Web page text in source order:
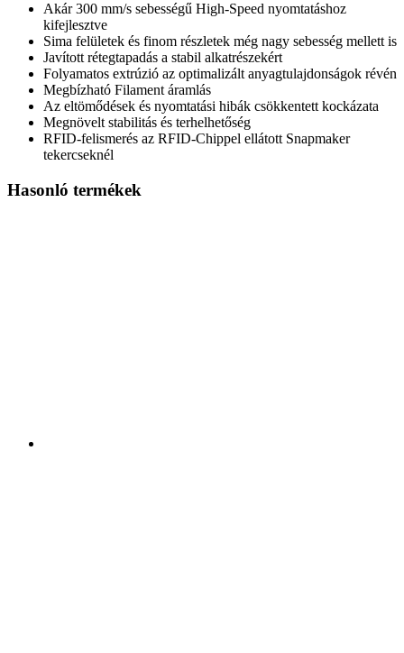
Akár 300 mm/s sebességű High-Speed nyomtatáshoz
kifejlesztve
Sima felületek és finom részletek még nagy sebesség mellett is
Javított rétegtapadás a stabil alkatrészekért
Folyamatos extrúzió az optimalizált anyagtulajdonságok révén
Megbízható Filament áramlás
Az eltömődések és nyomtatási hibák csökkentett kockázata
Megnövelt stabilitás és terhelhetőség
RFID-felismerés az RFID-Chippel ellátott Snapmaker
tekercseknél
Hasonló termékek